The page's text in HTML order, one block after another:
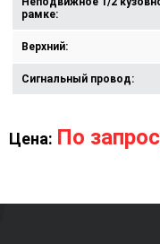
рамке:
Верхний:
Сигнальный провод:
Цена: По